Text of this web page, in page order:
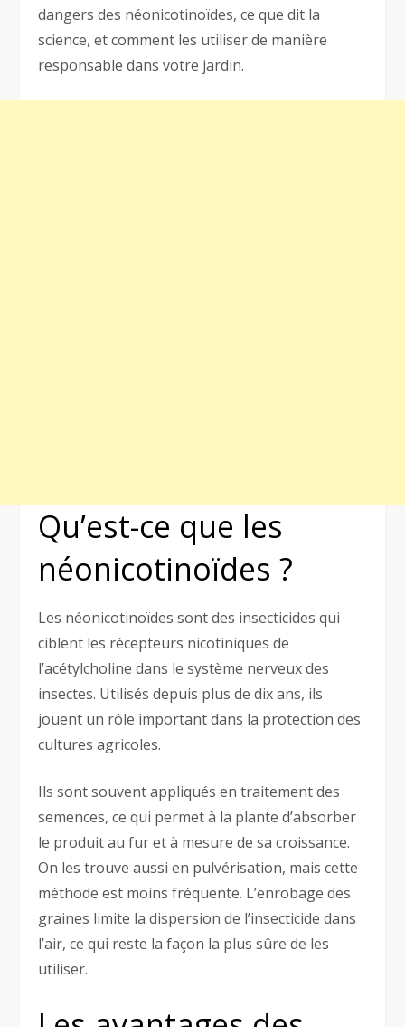
dangers des néonicotinoïdes, ce que dit la
science, et comment les utiliser de manière
responsable dans votre jardin.
Qu’est-ce que les
néonicotinoïdes ?
Les néonicotinoïdes sont des insecticides qui
ciblent les récepteurs nicotiniques de
l’acétylcholine dans le système nerveux des
insectes. Utilisés depuis plus de dix ans, ils
jouent un rôle important dans la protection des
cultures agricoles.
Ils sont souvent appliqués en traitement des
semences, ce qui permet à la plante d’absorber
le produit au fur et à mesure de sa croissance.
On les trouve aussi en pulvérisation, mais cette
méthode est moins fréquente. L’enrobage des
graines limite la dispersion de l’insecticide dans
l’air, ce qui reste la façon la plus sûre de les
utiliser.